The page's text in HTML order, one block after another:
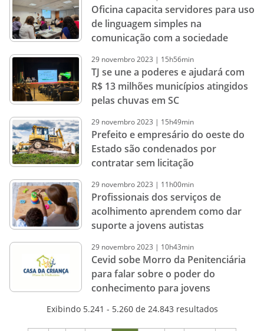
Oficina capacita servidores para uso
de linguagem simples na
comunicação com a sociedade
29 novembro2023 | 15h56min
TJ se une a poderes e ajudará com
R$ 13 milhões municípios atingidos
pelas chuvas em SC
29 novembro2023 | 15h49min
Prefeito e empresário do oeste do
Estado são condenados por
contratar sem licitação
29 novembro2023 | 11h00min
Profissionais dos serviços de
acolhimento aprendem como dar
suporte a jovens autistas
29 novembro2023 | 10h43min
Cevid sobe Morro da Penitenciária
para falar sobre o poder do
conhecimento para jovens
Exibindo 5.241 - 5.260 de 24.843 resultados